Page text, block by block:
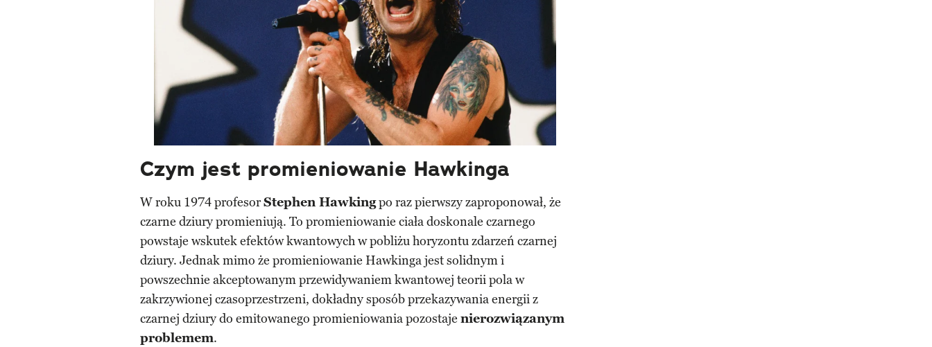
Czym jest promieniowanie Hawkinga
W roku 1974 profesorStephen Hawkingpo raz pierwszy zaproponował, że
czarne dziury promieniują. To promieniowanie ciała doskonale czarnego
powstaje wskutek efektów kwantowych w pobliżu horyzontu zdarzeń czarnej
dziury. Jednak mimo że promieniowanie Hawkinga jest solidnym i
powszechnie akceptowanym przewidywaniem kwantowej teorii pola w
zakrzywionej czasoprzestrzeni, dokładny sposób przekazywania energii z
czarnej dziury do emitowanego promieniowania pozostaje nierozwiązanym
problemem.